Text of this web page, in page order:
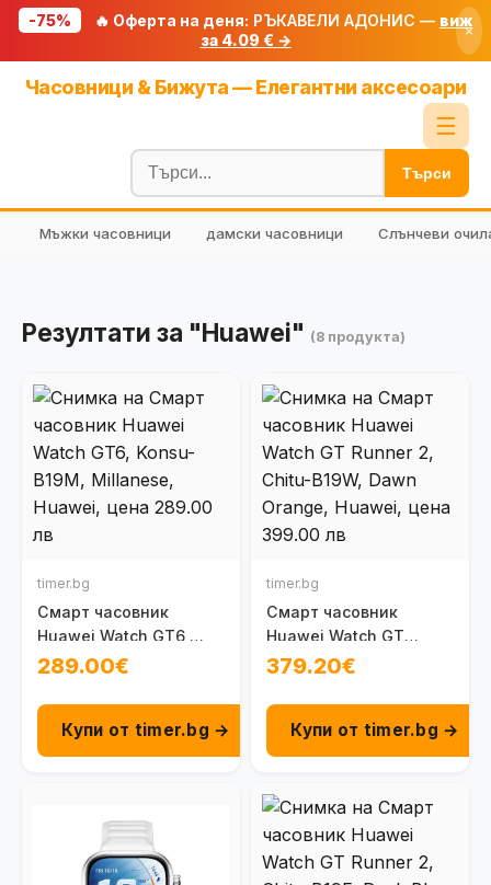
-75% 🔥 Оферта на деня: РЪКАВЕЛИ АДОНИС — виж
за 4.09 € →
×
Часовници & Бижута — Елегантни аксесоари
☰
Блог
🧮 Калкулатори
🔍 Намери продукт
Търси
Мъжки часовници дамски часовници Слънчеви
Резултати за "Huawei" (8 продукта)
timer.bg
Смарт часовник
Huawei Watch GT6,
Konsu-B19M, Millanese
289.00€
Купи от timer.bg →
timer.bg
Смарт часовник
Huawei Watch GT
Runner 2, Chitu-B19W,
379.20€
Купи от timer.bg →